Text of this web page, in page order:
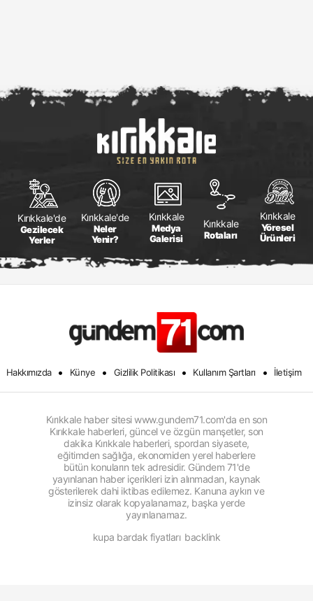
Kırıkkale'de
Gezilecek
Yerler
Kırıkkale'de
Neler
Yenir?
Kırıkkale
Medya
Galerisi
Kırıkkale
Rotaları
Kırıkkale
Yöresel
Ürünleri
Hakkımızda • Künye • Gizlilik Politikası • Kullanım Şartları • İletişim
Kırıkkale haber sitesi www.gundem71.com'da en son
Kırıkkale haberleri, güncel ve özgün manşetler, son
dakika Kırıkkale haberleri, spordan siyasete,
eğitimden sağlığa, ekonomiden yerel haberlere
bütün konuların tek adresidir. Gündem 71'de
yayınlanan haber içerikleri izin alınmadan, kaynak
gösterilerek dahi iktibas edilemez. Kanuna aykırı ve
izinsiz olarak kopyalanamaz, başka yerde
yayınlanamaz.
kupa bardak fiyatları backlink